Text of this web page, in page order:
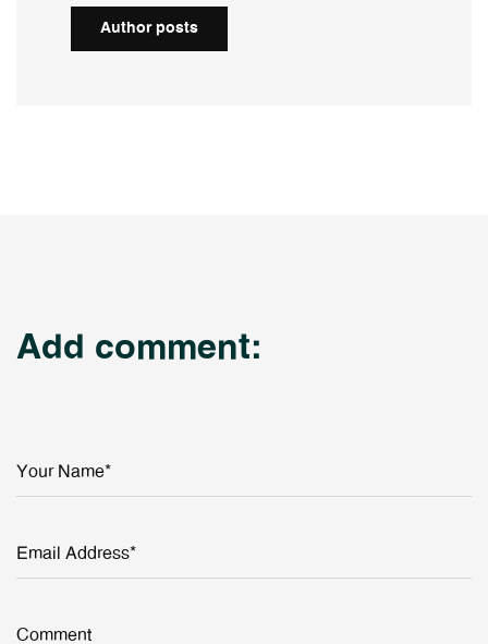
Author posts
Add comment:
Your Name*
Email Address*
Comment